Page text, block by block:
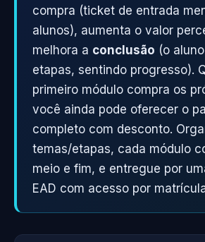
compra (ticket de entrada
alunos), aumenta o valor
melhora a conclusão (o
etapas, sentindo progresso).
primeiro módulo compra os
você ainda pode oferecer o
completo com desconto.
temas/etapas, cada módulo
meio e fim, e entregue por
EAD com acesso por